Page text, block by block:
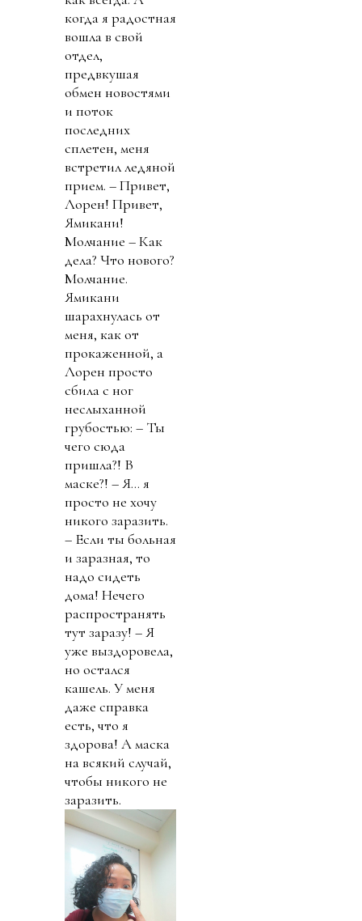
когда я радостная
вошла в свой
отдел,
предвкушая
обмен новостями
и поток
последних
сплетен, меня
встретил ледяной
прием. – Привет,
Лорен! Привет,
Ямикани!
Молчание – Как
дела? Что нового?
Молчание.
Ямикани
шарахнулась от
меня, как от
прокаженной, а
Лорен просто
сбила с ног
неслыханной
грубостью: – Ты
чего сюда
пришла?! В
маске?! – Я… я
просто не хочу
никого заразить.
– Если ты больная
и заразная, то
надо сидеть
дома! Нечего
распространять
тут заразу! – Я
уже выздоровела,
но остался
кашель. У меня
даже справка
есть, что я
здорова! А маска
на всякий случай,
чтобы никого не
заразить.